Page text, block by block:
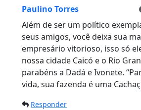
Paulino Torres
Além de ser um político
seus amigos, você deixa sua
empresário vitorioso, isso só
nossa cidade Caicó e o Rio
parabéns a Dadá e Ivonete.
vida, sua fazenda é uma
Responder